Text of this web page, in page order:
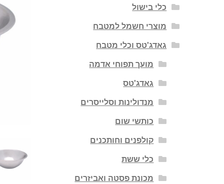
כלי בישול
מוצרי חשמל למטבח
גאדג'טס וכלי מטבח
מועך תפוחי אדמה
גאדג'טס
מנדולינות וסלייסרים
כותשי שום
קולפנים וחותכנים
כלי ששת
מכונת פסטה ואביזרים